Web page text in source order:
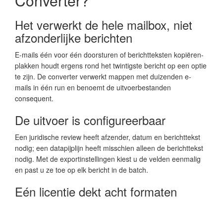
Het verwerkt de hele mailbox, niet
afzonderlijke berichten
E-mails één voor één doorsturen of berichtteksten kopiëren-
plakken houdt ergens rond het twintigste bericht op een optie
te zijn. De converter verwerkt mappen met duizenden e-
mails in één run en benoemt de uitvoerbestanden
consequent.
De uitvoer is configureerbaar
Een juridische review heeft afzender, datum en berichttekst
nodig; een datapijplijn heeft misschien alleen de berichttekst
nodig. Met de exportinstellingen kiest u de velden eenmalig
en past u ze toe op elk bericht in de batch.
Eén licentie dekt acht formaten